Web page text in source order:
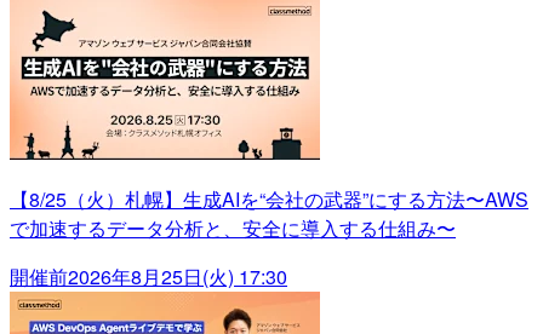
【8/25（火）札幌】生成AIを“会社の武器”にする方法〜AWS
で加速するデータ分析と、安全に導入する仕組み〜
開催前2026年8月25日(火) 17:30